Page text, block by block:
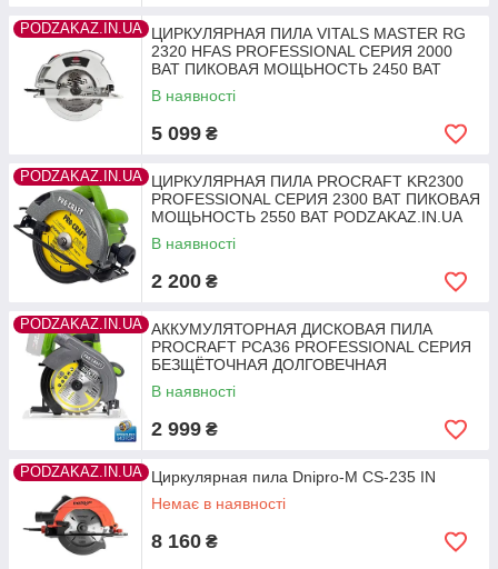
PODZAKAZ.IN.UA ЦИРКУЛЯРНАЯ ПИЛА VITALS MASTER RG
2320 HFAS PROFESSIONAL СЕРИЯ 2000
ВАТ ПИКОВАЯ МОЩЬНОСТЬ 2450 ВАТ
PODZAKAZ.IN.UA
В наявності
5 099 ₴
PODZAKAZ.IN.UA ЦИРКУЛЯРНАЯ ПИЛА PROCRAFT KR2300
PROFESSIONAL СЕРИЯ 2300 ВАТ ПИКОВАЯ
МОЩЬНОСТЬ 2550 ВАТ PODZAKAZ.IN.UA
В наявності
2 200 ₴
PODZAKAZ.IN.UA АККУМУЛЯТОРНАЯ ДИСКОВАЯ ПИЛА
PROCRAFT PCA36 PROFESSIONAL СЕРИЯ
БЕЗЩЁТОЧНАЯ ДОЛГОВЕЧНАЯ
PODZAKAZ.IN.UA
В наявності
2 999 ₴
PODZAKAZ.IN.UA Циркулярная пила Dnipro-M CS-235 IN
Немає в наявності
8 160 ₴